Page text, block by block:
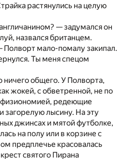
растянулись на целую
— задумался он
назвался британцем.
мало-помалу закипал.
Ты меня спецом
ничего общего. У Полворта,
жокей, с обветренной, не по
редеющие
заго­релую лысину. На эту
джинсах и мятой футболке,
на полу или в корзине с
предплечье красовалась
святого Пирана